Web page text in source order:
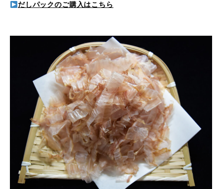
だしパックのご購入はこちら